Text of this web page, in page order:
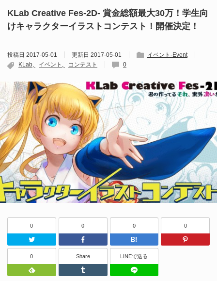
KLab Creative Fes-2D- 賞金総額最大30万！学生向
けキャラクターイラストコンテスト！開催決定！
投稿日 2017-05-01 更新日 2017-05-01
イベント-Event
KLab
イベント コンテスト 0
0
Twitter
0
Facebook
0
はてなブッ
0
0
Feedly
Share
Tumblr
LINEで送る